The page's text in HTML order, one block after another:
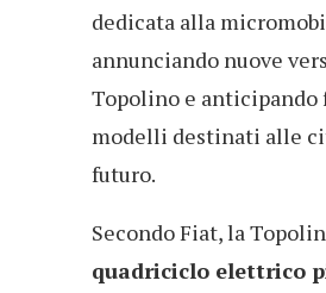
dedicata alla
annunciando nuove
Topolino e anticipando
modelli destinati alle
futuro.
Secondo Fiat, la
quadriciclo elettrico